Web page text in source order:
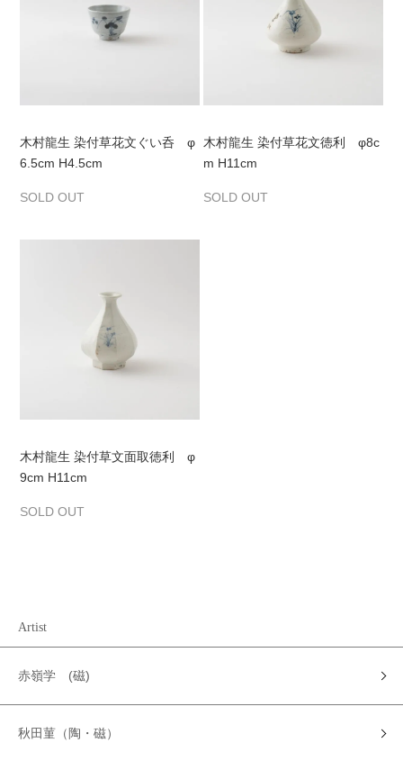
木村龍生 染付草花文ぐい呑 φ
6.5cm H4.5cm
SOLD OUT
木村龍生 染付草花文徳利 φ8c
m H11cm
SOLD OUT
木村龍生 染付草文面取徳利 φ
9cm H11cm
SOLD OUT
Artist
赤嶺学 (磁)
秋田菫（陶・磁）